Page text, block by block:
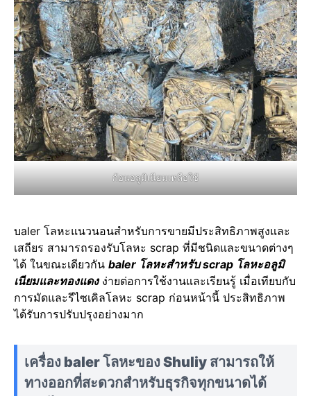
ก้อนอลูมิเนียมเหลือใช้
บaler โลหะแนวนอนสำหรับการขายมีประสิทธิภาพสูงและ
เสถียร สามารถรองรับโลหะ scrap ที่มีชนิดและขนาดต่างๆ
ได้ ในขณะเดียวกัน baler โลหะสำหรับ scrap โลหะอลูมิ
เนียมและทองแดงง่ายต่อการใช้งานและเรียนรู้ เมื่อเทียบกับ
การมัดและรีไซเคิลโลหะ scrap ก่อนหน้านี้ ประสิทธิภาพ
ได้รับการปรับปรุงอย่างมาก
เครื่อง baler โลหะของ Shuliy สามารถให้
ทางออกที่สะดวกสำหรับธุรกิจทุกขนาดได้